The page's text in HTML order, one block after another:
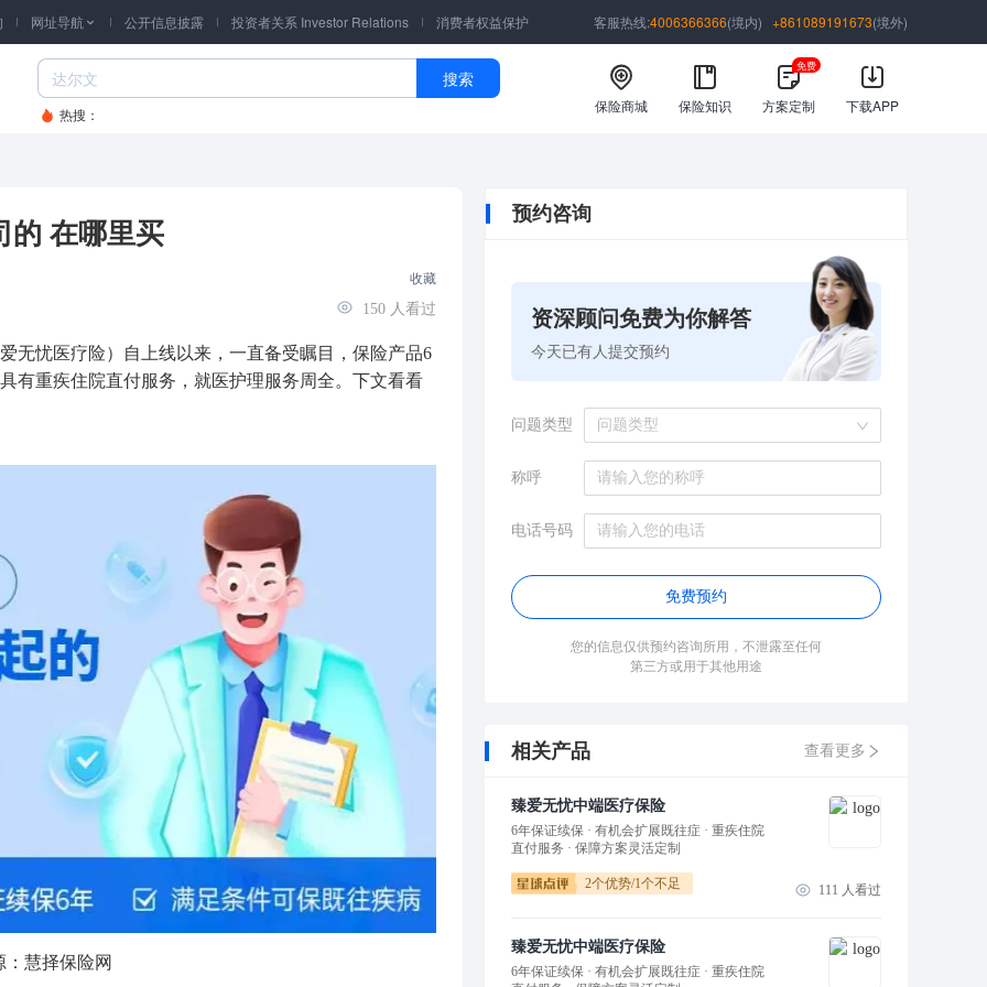
网址导航  公开信息披露 投资者关系 Investor Relations 消费者权益保护 客服热线:4006366366(境内) +861089191673(境外)
搜索
热搜： 保险商城 保险知识 方案定制
免费
下载APP
的 在哪里买
收藏
150 人看过
无忧医疗险）自上线以来，一直备受瞩目， 保险产品6
有重疾住院直付服务，就医护理服务周全。下文看看
：慧择保险网
预约咨询
资深顾问免费为你解答
今天已有人提交预约
问题类型 问题类型
称呼
电话号码
免费预约
您的信息仅供预约咨询所用，不泄露至任何
第三方或用于其他用途
相关产品 查看更多
臻爱无忧中端医疗保险
6年保证续保 · 有机会扩展既往症 · 重疾住院
直付服务 · 保障方案灵活定制
2个优势/1个不足 111 人看过
臻爱无忧中端医疗保险
6年保证续保 · 有机会扩展既往症 · 重疾住院